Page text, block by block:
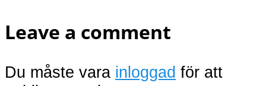
Leave a comment
Du måste vara inloggad för att